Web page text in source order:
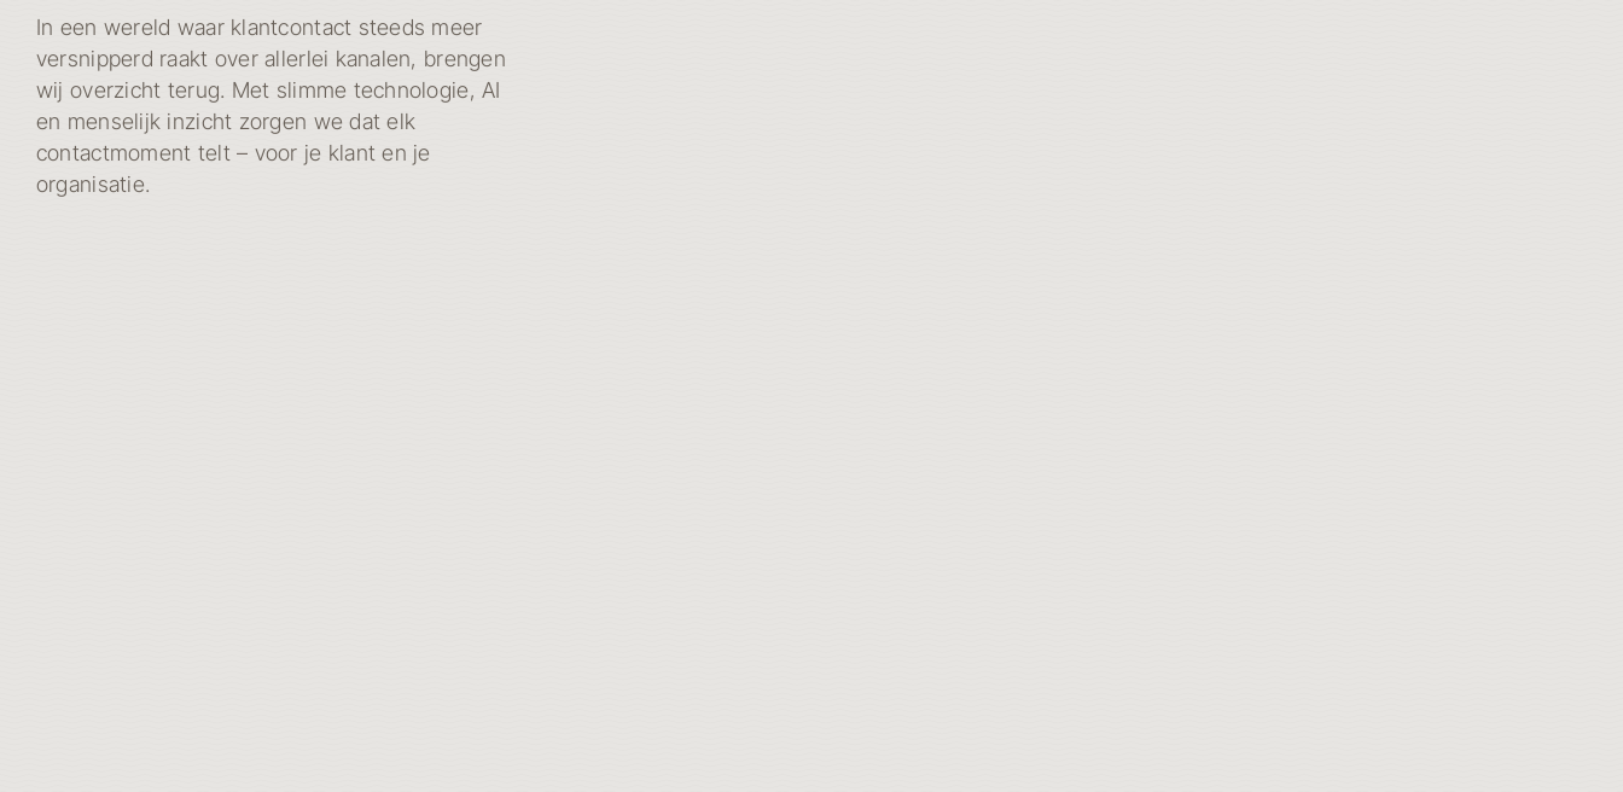
In een wereld waar klantcontact steeds meer
versnipperd raakt over allerlei kanalen, brengen
wij overzicht terug. Met slimme technologie, AI
en menselijk inzicht zorgen we dat elk
contactmoment telt – voor je klant en je
organisatie.